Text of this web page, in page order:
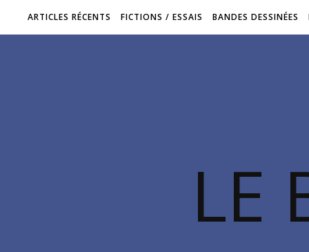
ARTICLES RÉCENTS FICTIONS / ESSAIS BANDES DESSINÉES
LE